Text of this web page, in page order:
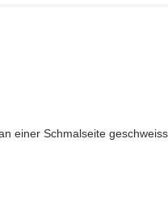
einer Schmalseite